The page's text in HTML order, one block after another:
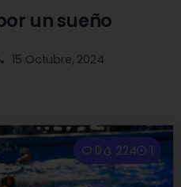
un sueño
15 Octubre, 2024
0 224 1